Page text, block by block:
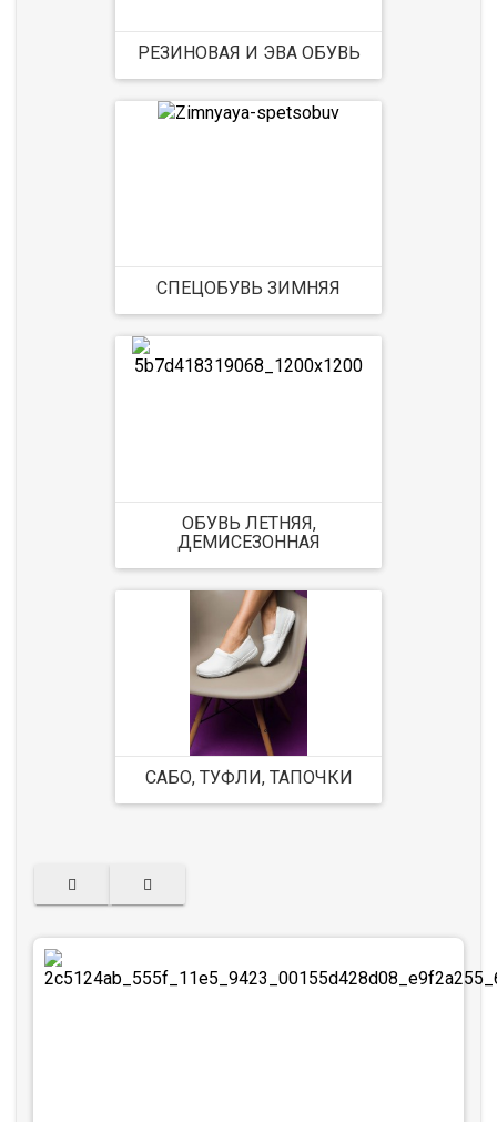
РЕЗИНОВАЯ И ЭВА ОБУВЬ
СПЕЦОБУВЬ ЗИМНЯЯ
ОБУВЬ ЛЕТНЯЯ,
ДЕМИСЕЗОННАЯ
САБО, ТУФЛИ, ТАПОЧКИ